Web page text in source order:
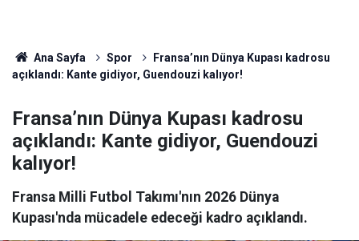
Ana Sayfa Spor
Fransa’nın Dünya Kupası kadrosu
açıklandı: Kante gidiyor, Guendouzi kalıyor!
Fransa’nın Dünya Kupası kadrosu
açıklandı: Kante gidiyor, Guendouzi
kalıyor!
Fransa Milli Futbol Takımı'nın 2026 Dünya
Kupası'nda mücadele edeceği kadro açıklandı.